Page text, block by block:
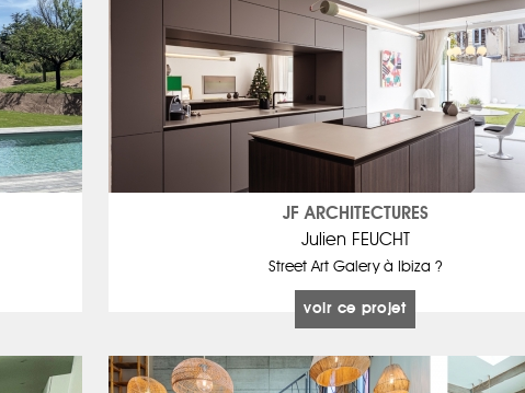
JF ARCHITECTURES
Julien FEUCHT
Street Art Galery à Ibiza ?
voir ce projet